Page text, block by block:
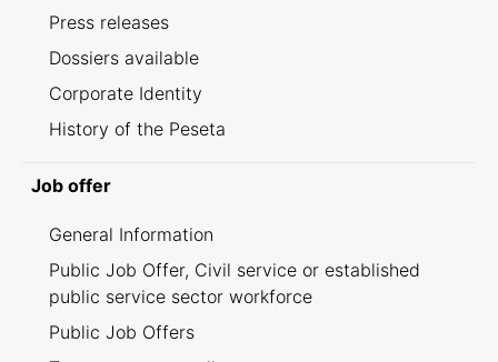
Press releases
Dossiers available
Corporate Identity
History of the Peseta
Job offer
General Information
Public Job Offer, Civil service or established
public service sector workforce
Public Job Offers